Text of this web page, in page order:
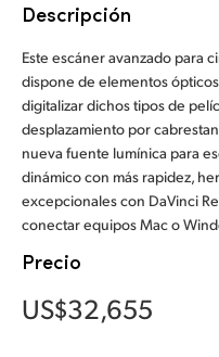
Germany
Hong Kong SAR,
India
Mexico
Descripción
Este escáner avanzado para
dispone de elementos
digitalizar dichos tipos de
desplazamiento por
nueva fuente lumínica para
dinámico con más rapidez,
excepcionales con DaVinci
conectar equipos Mac o
Precio
US$32,655